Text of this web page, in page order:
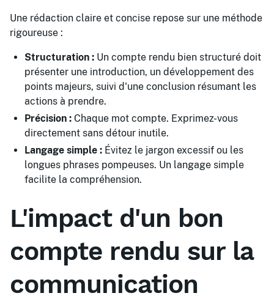
Une rédaction claire et concise repose sur une méthode
rigoureuse :
Structuration : Un compte rendu bien structuré doit
présenter une introduction, un développement des
points majeurs, suivi d'une conclusion résumant les
actions à prendre.
Précision : Chaque mot compte. Exprimez-vous
directement sans détour inutile.
Langage simple : Évitez le jargon excessif ou les
longues phrases pompeuses. Un langage simple
facilite la compréhension.
L'impact d'un bon
compte rendu sur la
communication